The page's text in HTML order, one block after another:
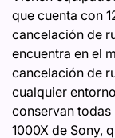
que cuenta con
cancelación de
encuentra en el
cancelación de
cualquier
conservan todas
1000X de Sony,